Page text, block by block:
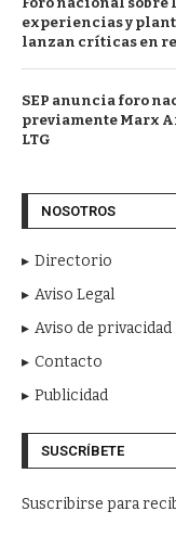
experiencias y
lanzan críticas en
SEP anuncia foro
previamente Marx
LTG
NOSOTROS
Directorio
Aviso Legal
Aviso de privacidad
Contacto
Publicidad
SUSCRÍBETE
Suscribirse para